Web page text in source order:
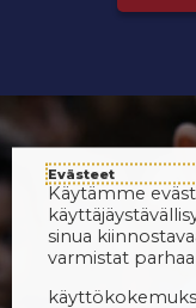
Evästeet
Käytämme
sinua
varmistat